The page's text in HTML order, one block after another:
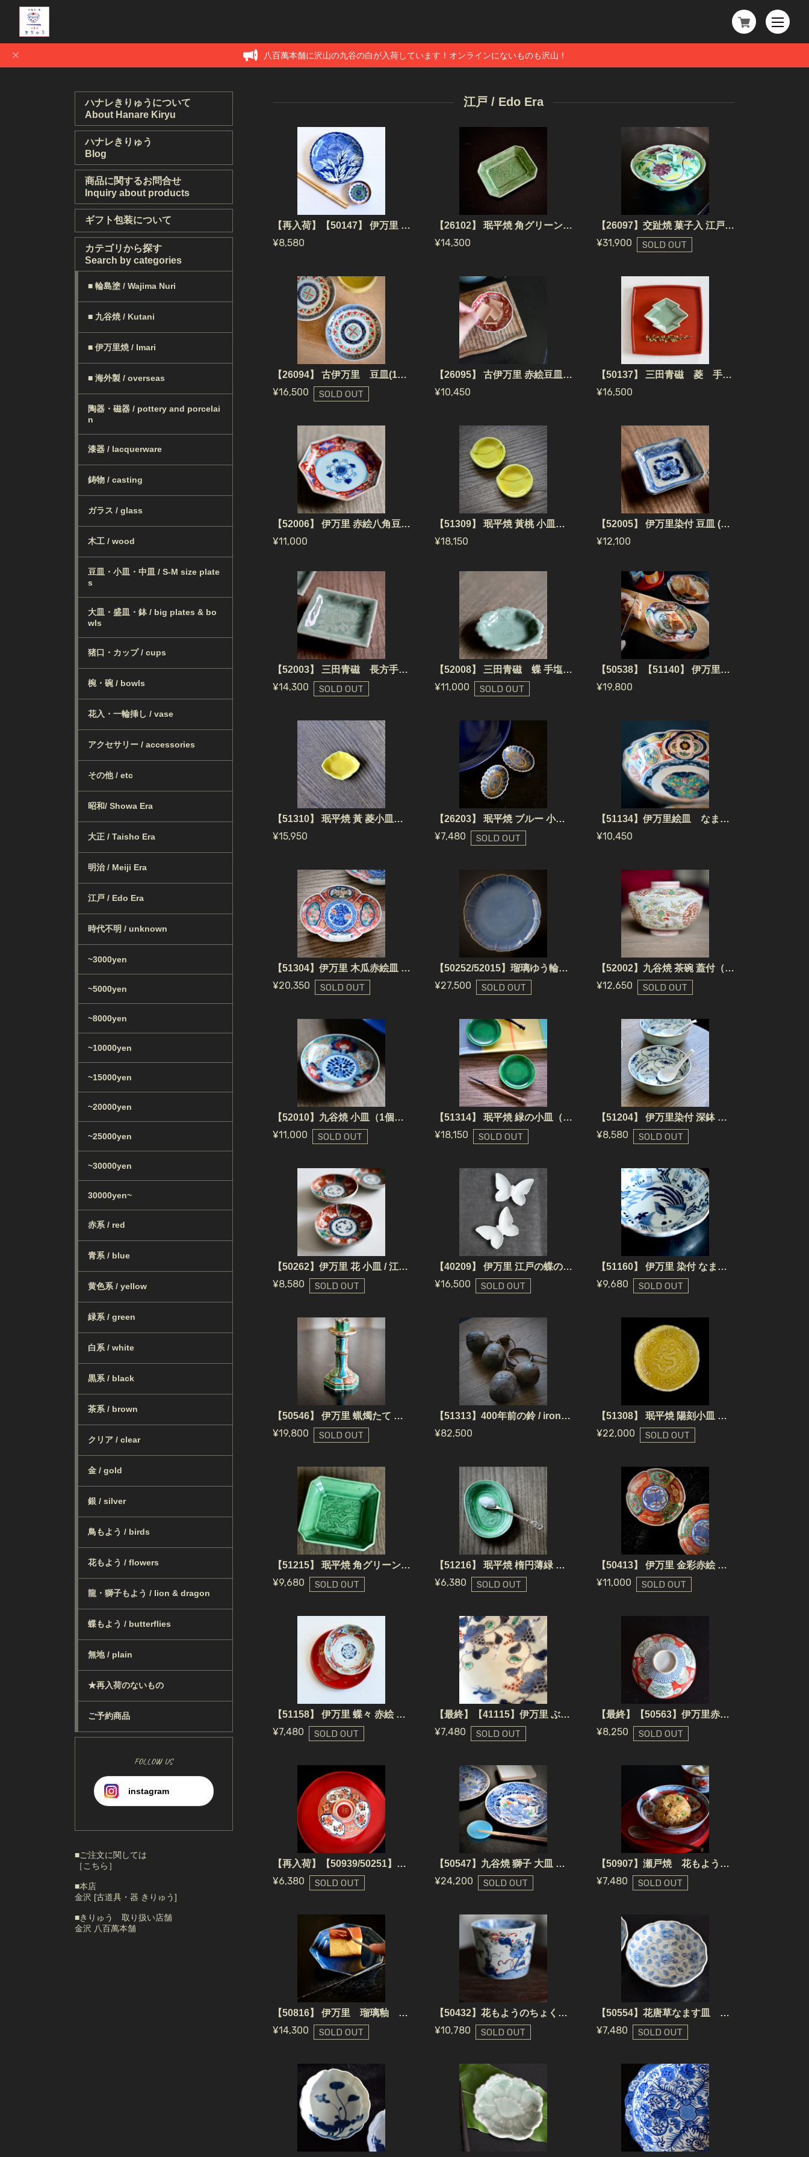
八百萬本舗に沢山の九谷の白が入荷しています！オンラインにないものも沢山！
ハナレきりゅうについて
About Hanare Kiryu
ハナレきりゅう
Blog
商品に関するお問合せ
Inquiry about products
ギフト包装について
カテゴリから探す
Search by categories
■ 輪島塗 / Wajima Nuri
■ 九谷焼 / Kutani
■ 伊万里焼 / Imari
■ 海外製 / overseas
陶器・磁器 / pottery and porcelai
n
漆器 / lacquerware
鋳物 / casting
ガラス / glass
木工 / wood
豆皿・小皿・中皿 / S-M size plate
s
大皿・盛皿・鉢 / big plates & bo
wls
猪口・カップ / cups
椀・碗 / bowls
花入・一輪挿し / vase
アクセサリー / accessories
その他 / etc
昭和/ Showa Era
大正 / Taisho Era
明治 / Meiji Era
江戸 / Edo Era
時代不明 / unknown
~3000yen
~5000yen
~8000yen
~10000yen
~15000yen
~20000yen
~25000yen
~30000yen
30000yen~
赤系 / red
青系 / blue
黄色系 / yellow
緑系 / green
白系 / white
黒系 / black
茶系 / brown
クリア / clear
金 / gold
銀 / silver
鳥もよう / birds
花もよう / flowers
龍・獅子もよう / lion & dragon
蝶もよう / butterflies
無地 / plain
★再入荷のないもの
ご予約商品
FOLLOW US
instagram
■ご注文に関しては
［こちら］
■本店
金沢 [古道具・器 きりゅう]
■きりゅう 取り扱い店舗
金沢 八百萬本舗
江戸 / Edo Era
【再入荷】【50147】 伊万里 ぼたん 中皿 江戸 / Imari Bowl Peony / Edo Era
¥8,580
【26102】 珉平焼 角グリーン（1個） 江戸〜明治 / Minpei Yaki Plate Square Green / Edo~Meiji Era
¥14,300
【26097】交趾焼 菓子入 江戸/ Kochiyaki Candy Box Edo Era
¥31,900 SOLD OUT
【26094】 古伊万里 豆皿(1個) 明治/ Koimari Pea Plate / 江戸 Edo NO.260343
¥16,500 SOLD OUT
【26095】 古伊万里 赤絵豆皿(1個) 明治/ Koimari Akae Pea Plate / 江戸 Edo NO.260344
¥10,450
【50137】 三田青磁 菱 手塩皿（1個） 江戸/ Mita Seiji small plate Diamond / Edo Era
¥16,500
【52006】 伊万里 赤絵八角豆皿 (1枚）江戸 / Imari Pea Plate Akae / Edo Era
¥11,000
【51309】 珉平焼 黃桃 小皿（1個） 江戸 / Minpei Yaki Plate Yellow Peach / Edo Era
¥18,150
【52005】 伊万里染付 豆皿 (1枚） / Imari Pea Plate Sometsuke
¥12,100
【52003】 三田青磁 長方手塩皿 菊もよう（1個） 江戸/ Mita Seiji small plate / Edo Era
¥14,300 SOLD OUT
【52008】 三田青磁 蝶 手塩皿（1個） 江戸/ Mita Seiji small plate Butterfly / Edo Era
¥11,000 SOLD OUT
【50538】【51140】 伊万里焼 錦手の菱皿 江戸(1枚)/ Nishikide Fan Shape Plate / Edo Era
¥19,800
【51310】 珉平焼 黃 菱小皿（1個） 江戸 / Minpei Yaki Plate Yellow Diamond Shape / Edo Era
¥15,950
【26203】 珉平焼 ブルー 小皿（1個） 江戸 / Minpei Yaki Pea Plate Blue Butterfly
¥7,480 SOLD OUT
【51134】伊万里絵皿 なます皿 江戸/ Imari Bowl - Flower / Edo Era
¥10,450
【51304】伊万里 木瓜赤絵皿 江戸/ Imari Mokko Plate ( Japanese quince ) / Edo Era
¥20,350 SOLD OUT
【50252/52015】瑠璃ゆう輪花大皿 (1枚）江戸 / Blue Rinka Plate / Edo
¥27,500 SOLD OUT
【52002】九谷焼 茶碗 蓋付（1個） 江戸 / Kutani Yaki Bowl / Edo Era
¥12,650 SOLD OUT
【52010】九谷焼 小皿（1個） 江戸 / Kutani Yaki Plate / Edo Era
¥11,000 SOLD OUT
【51314】 珉平焼 緑の小皿（1個） 江戸 / Minpei Yaki Plate Green / Edo Era
¥18,150 SOLD OUT
【51204】 伊万里染付 深鉢 江戸(1個)/ Imari Sometsuke Bowl / Edo
¥8,580 SOLD OUT
【50262】伊万里 花 小皿 / 江戸/ Imari Small Plate - Flower
¥8,580 SOLD OUT
【40209】 伊万里 江戸の蝶の白皿（1枚）/ White Butterfly Plate / Edo Era
¥16,500 SOLD OUT
【51160】 伊万里 染付 なます皿 とり 江戸/ Imari Bowl / Edo
¥9,680 SOLD OUT
【50546】 伊万里 蝋燭たて 江戸 / Candle Holder / Edo
¥19,800 SOLD OUT
【51313】400年前の鈴 / iron bells (400 years ago)
¥82,500
【51308】 珉平焼 陽刻小皿 黃（1個） 江戸 / Minpei Yaki Plate Yellow / Edo Era
¥22,000 SOLD OUT
【51215】 珉平焼 角グリーン（1個） 江戸〜明治 / Minpei Yaki Plate Square Green / Edo~Meiji Era
¥9,680 SOLD OUT
【51216】 珉平焼 楕円薄緑 手塩皿（1個） 江戸 / Minpei Yaki Plate Oval Light Green / Edo
¥6,380 SOLD OUT
【50413】 伊万里 金彩赤絵 江戸(1枚)/ Imari Small Plate Akae /Edo
¥11,000 SOLD OUT
【51158】 伊万里 蝶々 赤絵 なます皿 / Imari Bowl / Meiji
¥7,480 SOLD OUT
【最終】【41115】伊万里 ぶどう なます皿 江戸/ Imari Bowl - Flower / Edo Era
¥7,480 SOLD OUT
【最終】【50563】伊万里赤絵天保どんぶり江戸/ Imari Akae Bowl / Edo Era
¥8,250 SOLD OUT
【再入荷】【50939/50251】瀬戸焼 花もようふたもの 江戸/ Seto Yaki Flower Plate/ Edo Era
¥6,380 SOLD OUT
【50547】九谷焼 獅子 大皿 江戸/ Kutani Big Plate - Lion / Edo
¥24,200 SOLD OUT
【50907】瀬戸焼 花もよう中皿 江戸/ Seto Yaki Flower Plate/ Edo Era
¥7,480 SOLD OUT
【50816】 伊万里 瑠璃釉 八角中皿 (1枚)/ Imari Ruri Blue Octagon Plate / Edo Era
¥14,300 SOLD OUT
【50432】花もようのちょく 江戸/ Imari Free Cup - Flowers / Edo
¥10,780 SOLD OUT
【50554】花唐草なます皿 江戸/ Imari Sometsuke Bowl /Edo
¥7,480 SOLD OUT